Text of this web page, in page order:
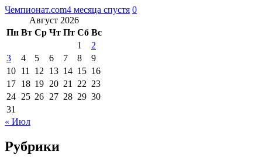
Чемпионат.com4 месяца спустя 0
Август 2026
Пн Вт Ср Чт Пт Сб Вс
1
2
3
4 5 6 7 8
9
10 11 12 13 14 15 16
17 18 19 20 21 22 23
24 25 26 27 28 29 30
31
« Июл
Рубрики